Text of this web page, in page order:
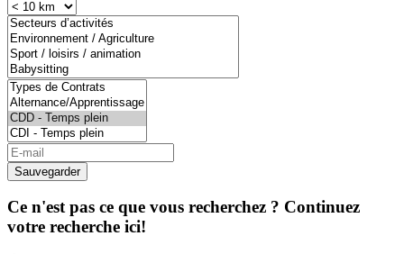
Sauvegarder
Ce n'est pas ce que vous recherchez ? Continuez
votre recherche ici!